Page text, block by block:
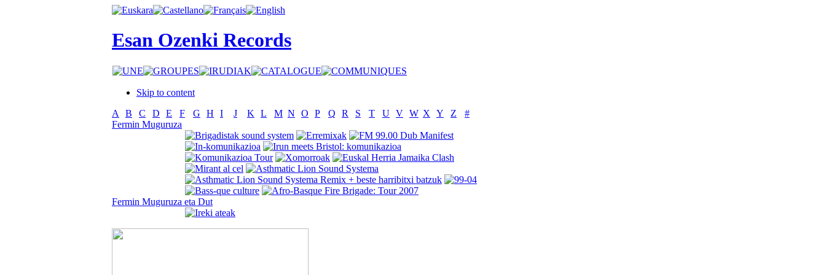
Esan Ozenki Records
Skip to content
A
B C D E F G H I J K L M N O P Q R S T U V W X Y Z
#
Fermin Muguruza
Fermin Muguruza eta Dut